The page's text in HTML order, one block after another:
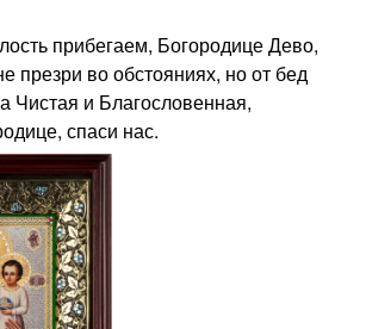
прибегаем, Богородице Дево,
презри во обстояниях, но от бед
Чистая и Благословенная,
спаси нас.